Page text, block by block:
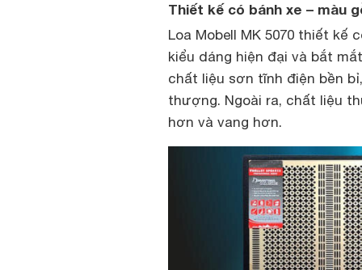
Thiết kế có bánh xe – màu
Loa Mobell MK 5070 thiết kế
kiểu dáng hiện đại và bắt
chất liệu sơn tĩnh điện bền
thượng. Ngoài ra, chất liệu
hơn và vang hơn.